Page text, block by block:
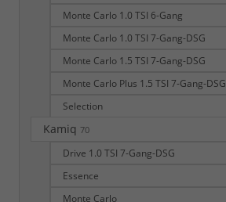
Monte Carlo 1.0 TSI 6-Gang
Monte Carlo 1.0 TSI 7-Gang-DSG
Monte Carlo 1.5 TSI 7-Gang-DSG
Monte Carlo Plus 1.5 TSI 7-Gang-DSG
Selection
Kamiq 70
Drive 1.0 TSI 7-Gang-DSG
Essence
Monte Carlo